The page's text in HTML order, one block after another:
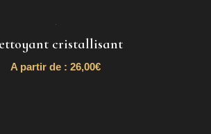
cristallisant
A partir de : 26,00€